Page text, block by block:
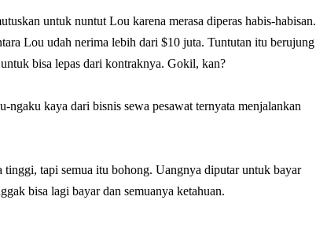
untuk nuntut Lou karena merasa diperas habis-habisan.
Lou udah nerima lebih dari $10 juta. Tuntutan itu berujung
bisa lepas dari kontraknya. Gokil, kan?
kaya dari bisnis sewa pesawat ternyata menjalankan
tapi semua itu bohong. Uangnya diputar untuk bayar
bisa lagi bayar dan semuanya ketahuan.